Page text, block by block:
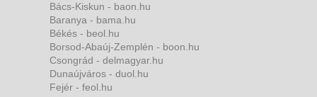
Bács-Kiskun - baon.hu
Baranya - bama.hu
Békés - beol.hu
Borsod-Abaúj-Zemplén - boon.hu
Csongrád - delmagyar.hu
Dunaújváros - duol.hu
Fejér - feol.hu